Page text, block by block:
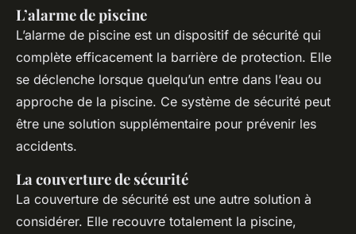
L’alarme de piscine
L’alarme de piscine est un dispositif de sécurité qui
complète efficacement la barrière de protection. Elle
se déclenche lorsque quelqu’un entre dans l’eau ou
approche de la piscine. Ce système de sécurité peut
être une solution supplémentaire pour prévenir les
accidents.
La couverture de sécurité
La couverture de sécurité est une autre solution à
considérer. Elle recouvre totalement la piscine,